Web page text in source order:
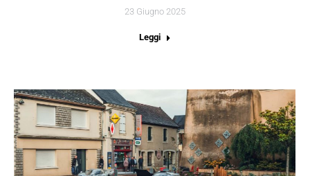
23 Giugno 2025
Leggi